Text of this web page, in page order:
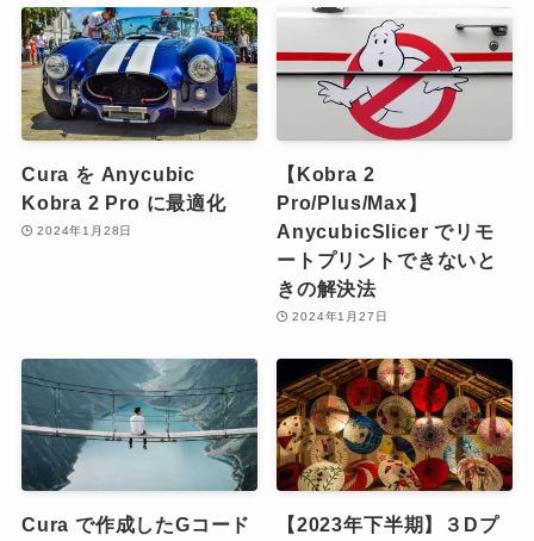
Cura を Anycubic
Kobra 2 Pro に最適化
2024年1月28日
【Kobra 2
Pro/Plus/Max】
AnycubicSlicer でリモ
ートプリントできないと
きの解決法
2024年1月27日
Cura で作成したGコード
【2023年下半期】３Dプ